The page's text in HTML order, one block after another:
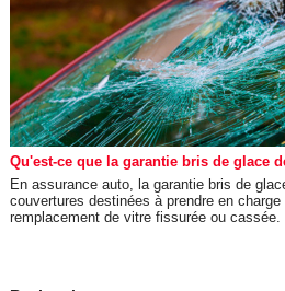
Qu'est-ce que la garantie bris de glace
En assurance auto, la garantie bris de
couvertures destinées à prendre en
remplacement de vitre fissurée ou cassée.